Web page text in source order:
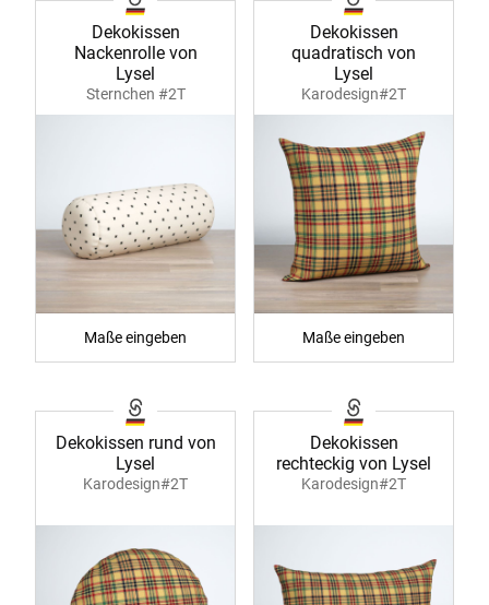
Dekokissen
Nackenrolle von
Lysel
Sternchen #2T
Maße eingeben
Dekokissen
quadratisch von
Lysel
Karodesign#2T
Maße eingeben
Dekokissen rund von
Lysel
Karodesign#2T
Dekokissen
rechteckig von Lysel
Karodesign#2T